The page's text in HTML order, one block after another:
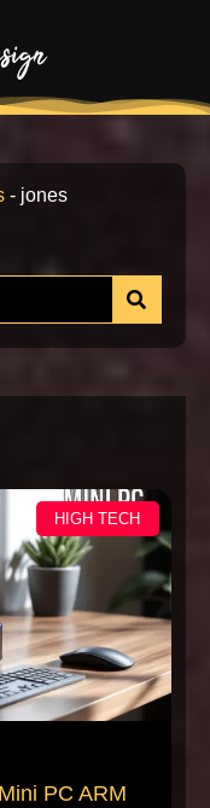
- jones
HIGH TECH
PC ARM